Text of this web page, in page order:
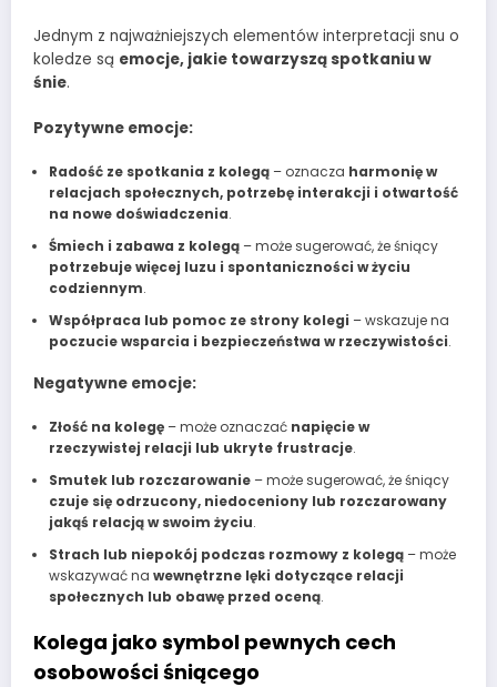
Jednym z najważniejszych elementów interpretacji snu o
koledze są emocje, jakie towarzyszą spotkaniu w
śnie.
Pozytywne emocje:
Radość ze spotkania z kolegą– oznacza harmonię w
relacjach społecznych, potrzebę interakcji i otwartość
na nowe doświadczenia.
Śmiech i zabawa z kolegą– może sugerować, że śniący
potrzebuje więcej luzu i spontaniczności w życiu
codziennym.
Współpraca lub pomoc ze strony kolegi – wskazuje na
poczucie wsparcia i bezpieczeństwa w rzeczywistości.
Negatywne emocje:
Złość na kolegę– może oznaczać napięcie w
rzeczywistej relacji lub ukryte frustracje.
Smutek lub rozczarowanie– może sugerować, że śniący
czuje się odrzucony, niedoceniony lub rozczarowany
jakąś relacją w swoim życiu.
Strach lub niepokój podczas rozmowy z kolegą– może
wskazywać na wewnętrzne lęki dotyczące relacji
społecznych lub obawę przed oceną.
Kolega jako symbol pewnych cech
osobowości śniącego